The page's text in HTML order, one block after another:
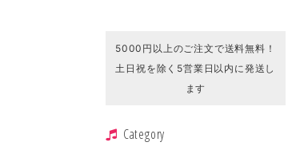
5000円以上のご注文で送料無料！
土日祝を除く5営業日以内に発送し
ます
Category